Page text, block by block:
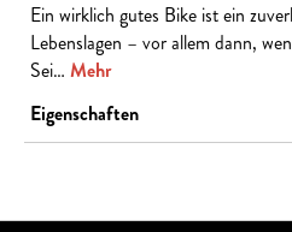
Ein wirklich gutes Bike ist ein
Lebenslagen – vor allem dann,
Sei… Mehr
Eigenschaften